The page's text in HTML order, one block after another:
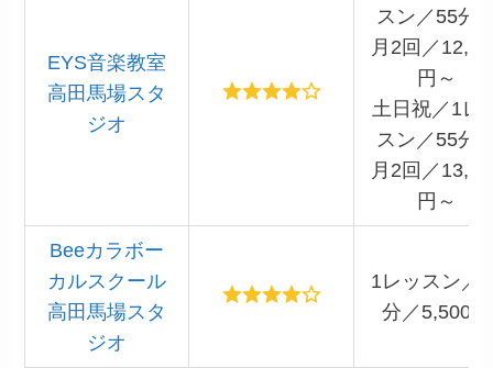
EYS音楽教室
高田馬場スタ
ジオ
スン／55分
月2回／
円～
土日祝／1レ
スン／55分
月2回／
円～
Beeカラボー
カルスクール
高田馬場スタ
ジオ
1レッスン／
分／5,500円